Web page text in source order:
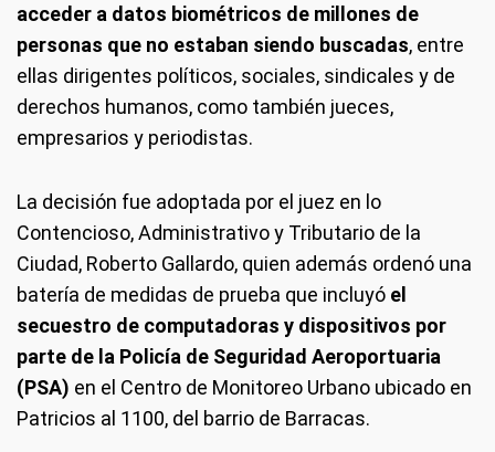
acceder a datos biométricos de millones de
personas que no estaban siendo buscadas, entre
ellas dirigentes políticos, sociales, sindicales y de
derechos humanos, como también jueces,
empresarios y periodistas.
La decisión fue adoptada por el juez en lo
Contencioso, Administrativo y Tributario de la
Ciudad, Roberto Gallardo, quien además ordenó una
batería de medidas de prueba que incluyó el
secuestro de computadoras y dispositivos por
parte de la Policía de Seguridad Aeroportuaria
(PSA) en el Centro de Monitoreo Urbano ubicado en
Patricios al 1100, del barrio de Barracas.